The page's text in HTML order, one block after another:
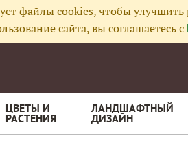
файлы cookies, чтобы улучшить
сайта, вы соглашаетесь с
ЦВЕТЫ И
РАСТЕНИЯ
ЛАНДШАФТНЫЙ
ДИЗАЙН